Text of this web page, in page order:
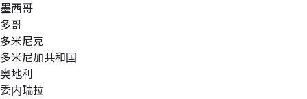
墨西哥
多哥
多米尼克
多米尼加共和国
奥地利
委内瑞拉